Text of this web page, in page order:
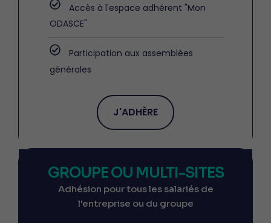
Accès à l'espace adhérent "Mon
ODASCE"
Participation aux assemblées
générales
J'ADHÈRE
GROUPE OU MULTI-SITES
Adhésion pour tous les salariés de
l'entreprise ou du groupe